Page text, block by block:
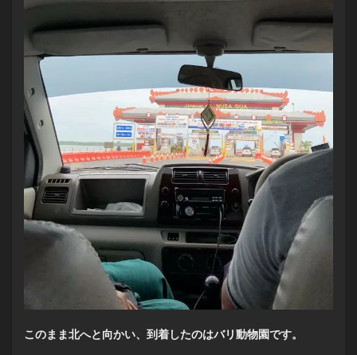
このまま北へと向かい、到着したのはバリ動物園です。